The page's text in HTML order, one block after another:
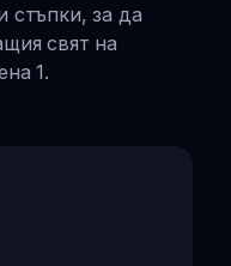
стъпки, за да
свят на
1.